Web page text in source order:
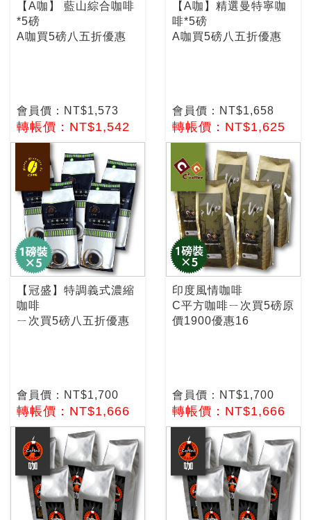
【A咖】 藍山綜合咖啡
*5磅
A咖買5磅八五折優惠
會員價：NT$1,573
轉帳價：NT$1,542
【A咖】精選曼特寧咖
啡*5磅
A咖買5磅八五折優惠
會員價：NT$1,658
轉帳價：NT$1,625
【冠盛】特調義式濃縮
咖啡
ㄧ次買5磅八五折優惠
會員價：NT$1,700
轉帳價：NT$1,666
印度風情咖啡
C平方咖啡ㄧ次買5磅原
價1900優惠16
會員價：NT$1,700
轉帳價：NT$1,666